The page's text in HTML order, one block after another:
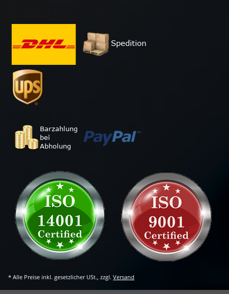
* Alle Preise inkl. gesetzlicher USt., zzgl. Versand